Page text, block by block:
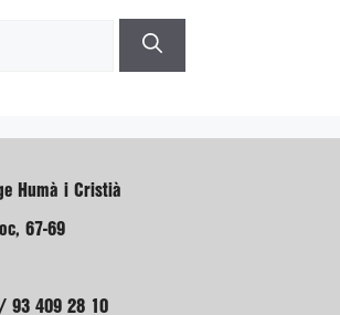
Humà i Cristià
67-69
93 409 28 10